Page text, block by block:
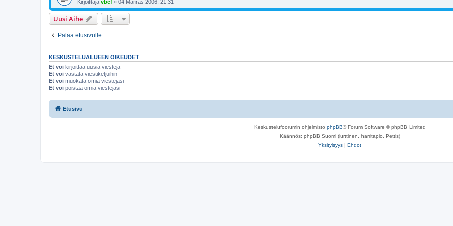
a
e
Kirjoittaja vbcf » 04 Marras 2006, 21:31
a
u
e
Uusi Aihe
Palaa etusivulle
KESKUSTELUALUEEN OIKEUDET
Et voi kirjoittaa uusia viestejä
Et voi vastata viestiketjuihin
Et voi muokata omia viestejäsi
Et voi poistaa omia viestejäsi
Etusivu
Keskustelufoorumin ohjelmisto phpBB® Forum Software © phpBB Limited
Käännös: phpBB Suomi (lurttinen, harritapio, Pettis)
Yksityisyys | Ehdot